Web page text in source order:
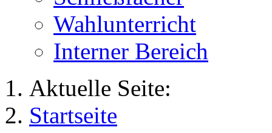
Wahlunterricht
Interner Bereich
Aktuelle Seite:
Startseite